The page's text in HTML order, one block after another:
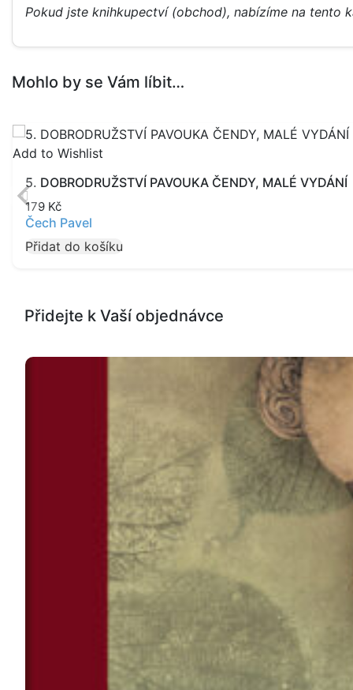
Pokud jste knihkupectví (obchod), nabízíme na tento
Mohlo by se Vám líbit…
Add to Wishlist
5. DOBRODRUŽSTVÍ PAVOUKA ČENDY, MALÉ VYDÁNÍ
179 Kč
Čech Pavel
Přidat do košíku
Přidejte k Vaší objednávce